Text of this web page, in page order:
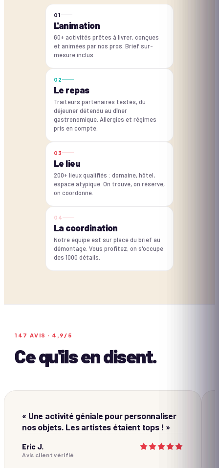
01
L'animation
60+ activités prêtes à livrer, conçues
et animées par nos pros. Brief sur-
mesure inclus.
0 2
Le repas
Traiteurs partenaires testés, du
déjeuner détendu au dîner
gastronomique. Allergies et régimes
pris en compte.
03
Le lieu
200+ lieux qualifiés : domaine, hôtel,
espace atypique. On trouve, on réserve,
on coordonne.
0 4
La coordination
Notre équipe est sur place du brief au
démontage. Vous profitez, on s'occupe
des 1000 détails.
147 AVIS · 4,9 /5
Ce qu'ils en disent.
« Une activité géniale pour personnaliser
nos objets. Les artistes étaient tops ! »
Eric J.
Avis client vérifié